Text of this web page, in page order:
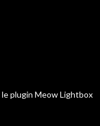
plugin Meow Lightbox